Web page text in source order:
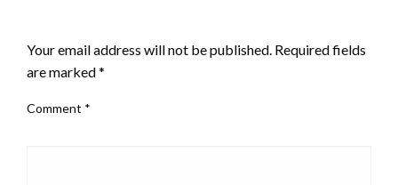
Your email address will not be published. Required fields
are marked*
Comment *